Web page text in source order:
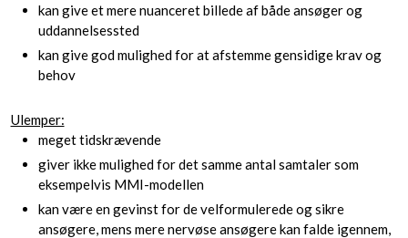
kan give et mere nuanceret billede af både ansøger og
uddannelsessted
kan give god mulighed for at afstemme gensidige krav og
behov
Ulemper:
meget tidskrævende
giver ikke mulighed for det samme antal samtaler som
eksempelvis MMI-modellen
kan være en gevinst for de velformulerede og sikre
ansøgere, mens mere nervøse ansøgere kan falde igennem,